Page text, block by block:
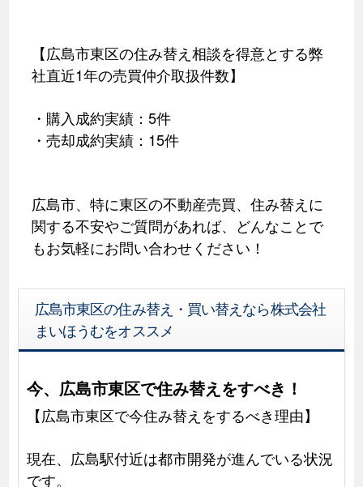
【広島市東区の住み替え相談を得意とする弊
社直近1年の売買仲介取扱件数】
・購入成約実績：5件
・売却成約実績：15件
広島市、特に東区の不動産売買、住み替えに
関する不安やご質問があれば、どんなことで
もお気軽にお問い合わせください！
広島市東区の住み替え・買い替えなら株式会社
まいほうむをオススメ
今、広島市東区で住み替えをすべき！
【広島市東区で今住み替えをするべき理由】
現在、広島駅付近は都市開発が進んでいる状況
です。